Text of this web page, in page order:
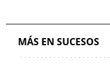
MÁS EN SUCESOS